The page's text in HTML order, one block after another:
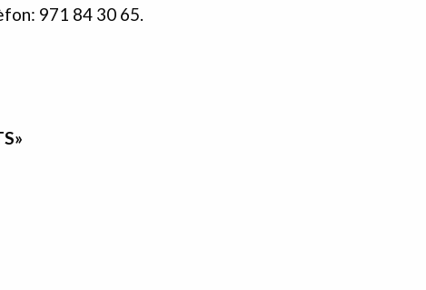
971 84 30 65.